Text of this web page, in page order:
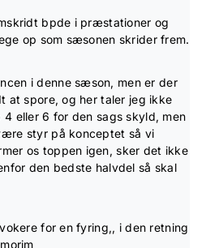
bpde i præstationer og
op som sæsonen skrider frem.
i denne sæson, men er der
at spore, og her taler jeg ikke
eller 6 for den sags skyld, men
styr på konceptet så vi
os toppen igen, sker det ikke
den bedste halvdel så skal
for en fyring,, i den retning